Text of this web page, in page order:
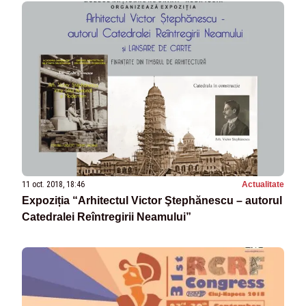
11 oct. 2018, 18:46 Actualitate
Expoziția “Arhitectul Victor Ştephănescu – autorul
Catedralei Reîntregirii Neamului”